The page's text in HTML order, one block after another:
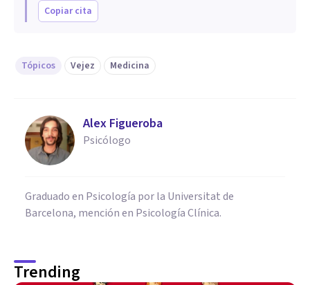
Copiar cita
Tópicos Vejez Medicina
Alex Figueroba
Psicólogo
Graduado en Psicología por la Universitat de
Barcelona, mención en Psicología Clínica.
Trending